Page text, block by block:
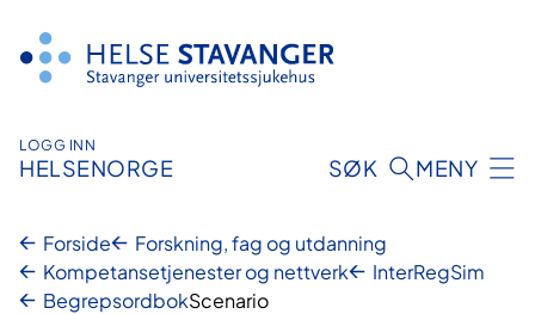
innhold
LOGG INN
HELSENORGE SØK MENY
Forside
Forskning, fag og utdanning
Kompetansetjenester og nettverk
InterRegSim
BegrepsordbokScenario